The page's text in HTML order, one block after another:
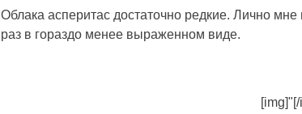
Облака асперитас достаточно редкие. Лично мне
раз в гораздо менее выраженном виде.
[img]"[/